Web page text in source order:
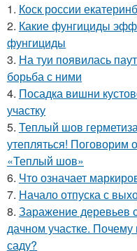
1. Коск россии
2. Какие фунгициды
фунгициды
3. На туи появилась
борьба с ними
4. Посадка вишни
участку
5. Теплый шов
утепляться! Поговорим
«Теплый шов»
6. Что означает
7. Начало отпуска с
8. Заражение деревьев
дачном участке. Почему
саду?